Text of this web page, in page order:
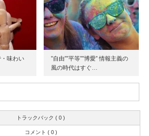
味わい
”自由””平等””博愛” 情報主義の
風の時代はすぐ…
トラックバック ( 0 )
コメント ( 0 )